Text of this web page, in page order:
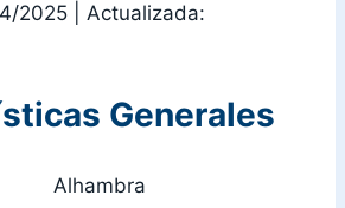
2025
Actualizada:
Generales
Alhambra